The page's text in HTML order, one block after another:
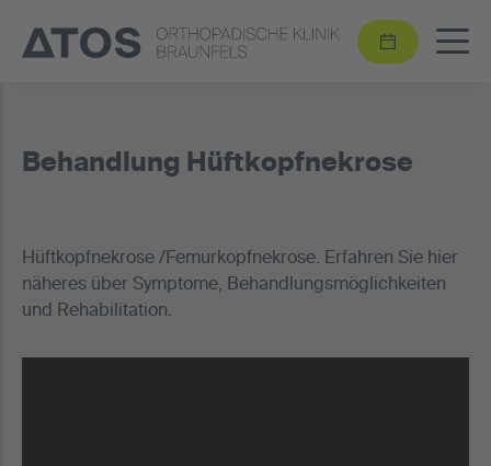
Behandlung Hüftkopfnekrose
Hüftkopfnekrose /Femurkopfnekrose. Erfahren Sie hier
näheres über Symptome, Behandlungsmöglichkeiten
und Rehabilitation.